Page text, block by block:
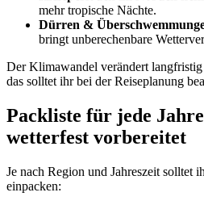
mehr tropische Nächte.
Dürren &
bringt unberechenbare
Der Klimawandel verändert langfristig
das solltet ihr bei der Reiseplanung
Packliste für jede
wetterfest vorbereitet
Je nach Region und Jahreszeit solltet
einpacken: